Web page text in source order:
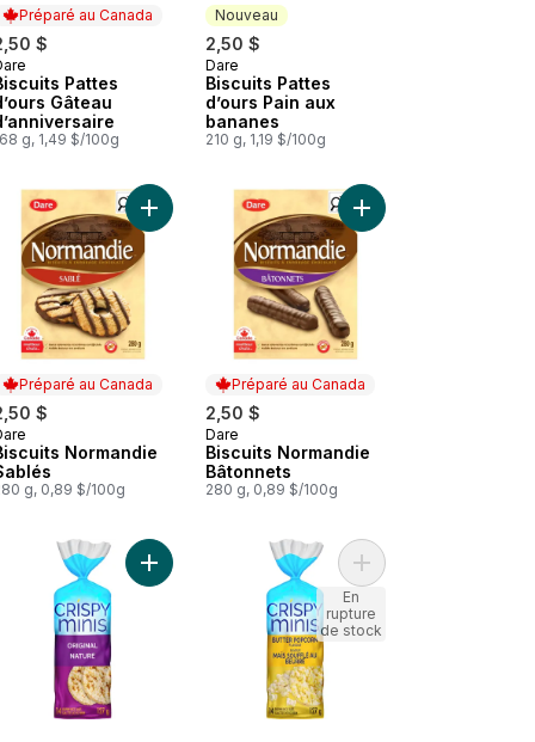
Préparé au Canada
$
au Canada
Pattes
Gâteau
g, 1,49 $/100g
Nouveau
2,50 $
Nouveau
Dare
Biscuits Pattes
d’ours Pain aux
bananes
210 g, 1,19 $/100g
au panier
Maxi Fruits aux Dattes au panier
Préparé au Canada
$
au Canada
Normandie
g, 0,89 $/100g
Ajouter Biscuits Normandie Sablés au panier
Préparé au Canada
2,50 $
Préparé au Canada
Dare
Biscuits Normandie
Bâtonnets
280 g, 0,89 $/100g
Ajouter Biscuits
panierMeteo aux Fraises au panier
Ajouter Crispy Minis Galettes de riz brun Nature
Ajouter Crispy Minis
En
rupture
de stock